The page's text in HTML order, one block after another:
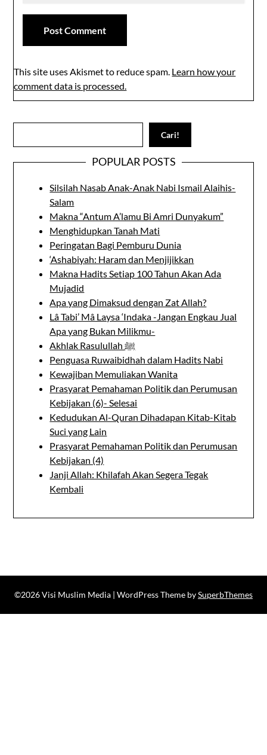
This site uses Akismet to reduce spam. Learn how your
comment data is processed.
Cari!
POPULAR POSTS
Silsilah Nasab Anak-Anak Nabi Ismail Alaihis-
Salam
Makna “Antum A’lamu Bi Amri Dunyakum”
Menghidupkan Tanah Mati
Peringatan Bagi Pemburu Dunia
‘Ashabiyah: Haram dan Menjijikkan
Makna Hadits Setiap 100 Tahun Akan Ada
Mujadid
Apa yang Dimaksud dengan Zat Allah?
Lâ Tabi’ Mâ Laysa ‘Indaka -Jangan Engkau Jual
Apa yang Bukan Milikmu-
Akhlak Rasulullah ﷺ
Penguasa Ruwaibidhah dalam Hadits Nabi
Kewajiban Memuliakan Wanita
Prasyarat Pemahaman Politik dan Perumusan
Kebijakan (6)- Selesai
Kedudukan Al-Quran Dihadapan Kitab-Kitab
Suci yang Lain
Prasyarat Pemahaman Politik dan Perumusan
Kebijakan (4)
Janji Allah: Khilafah Akan Segera Tegak
Kembali
©2026 Visi Muslim Media | WordPress Theme bySuperbThemes